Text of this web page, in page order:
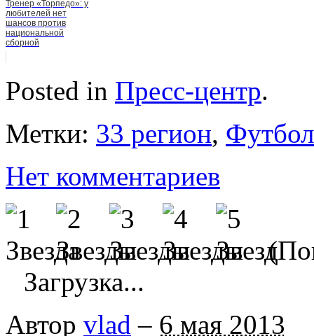
Тренер «Торпедо»: у
любителей нет
шансов против
национальной
сборной
Posted in Пресс-центр.
Метки: 33 регион, Футбол
Нет комментариев
Загрузка...
Автор vlad – 6 мая 2013